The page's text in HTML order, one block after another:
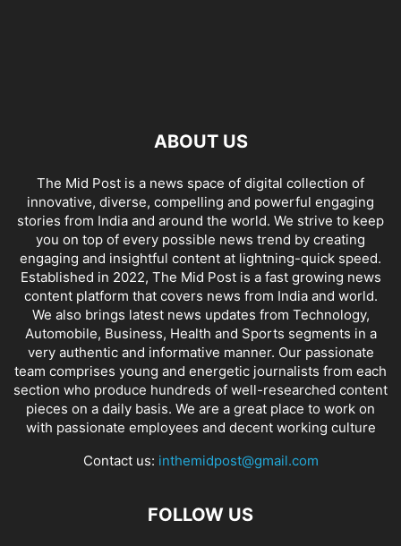
ABOUT US
The Mid Post is a news space of digital collection of
innovative, diverse, compelling and powerful engaging
stories from India and around the world. We strive to keep
you on top of every possible news trend by creating
engaging and insightful content at lightning-quick speed.
Established in 2022, The Mid Post is a fast growing news
content platform that covers news from India and world.
We also brings latest news updates from Technology,
Automobile, Business, Health and Sports segments in a
very authentic and informative manner. Our passionate
team comprises young and energetic journalists from each
section who produce hundreds of well-researched content
pieces on a daily basis. We are a great place to work on
with passionate employees and decent working culture
Contact us: inthemidpost@gmail.com
FOLLOW US